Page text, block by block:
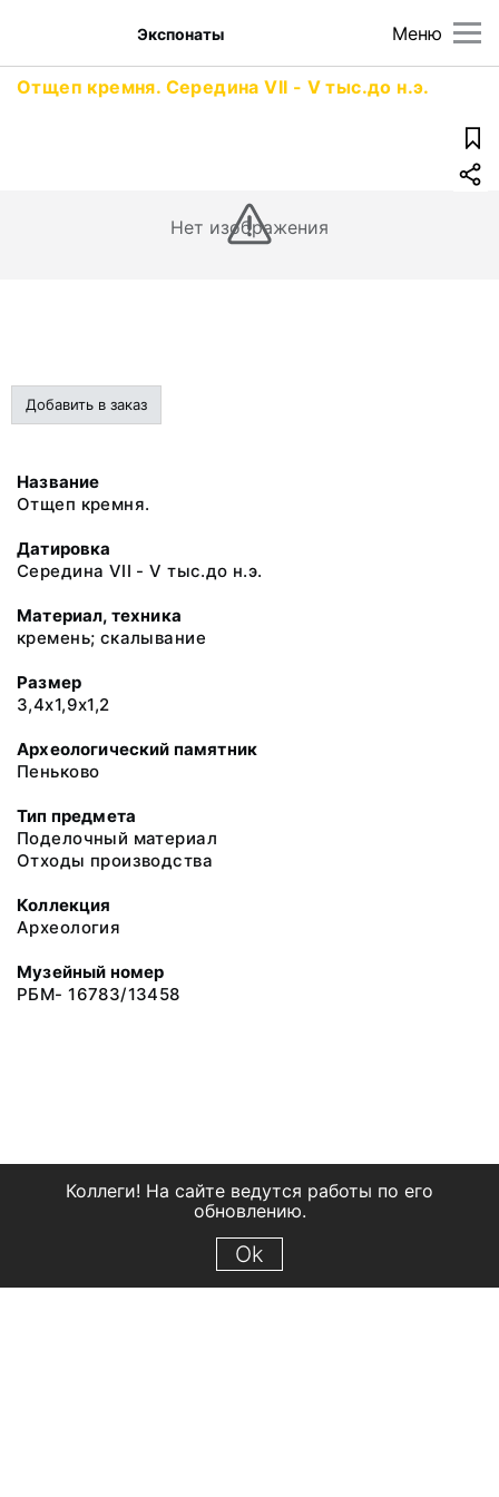
Меню
Экспонаты
Отщеп кремня. Середина VII - V тыс.до н.э.
Нет изображения
Добавить в заказ
Название
Отщеп кремня.
Датировка
Середина VII - V тыс.до н.э.
Материал, техника
кремень; скалывание
Размер
3,4х1,9х1,2
Археологический памятник
Пеньково
Тип предмета
Поделочный материал
Отходы производства
Коллекция
Археология
Музейный номер
РБМ- 16783/13458
Коллеги! На сайте ведутся работы по его
обновлению.
Ok